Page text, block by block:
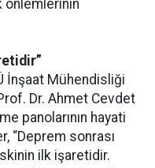
önlemlerinin
İnşaat Mühendisliği
Dr. Ahmet Cevdet
panolarının hayati
“Deprem sonrası
ilk işaretidir.